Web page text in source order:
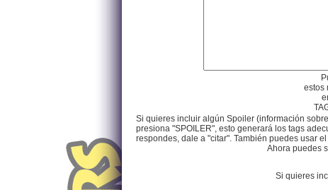
estos
Si quieres incluir algún Spoiler (información
presiona "SPOILER", esto generará los tags
respondes, dale a "citar". También puedes usar
Ahora puedes
Si quieres